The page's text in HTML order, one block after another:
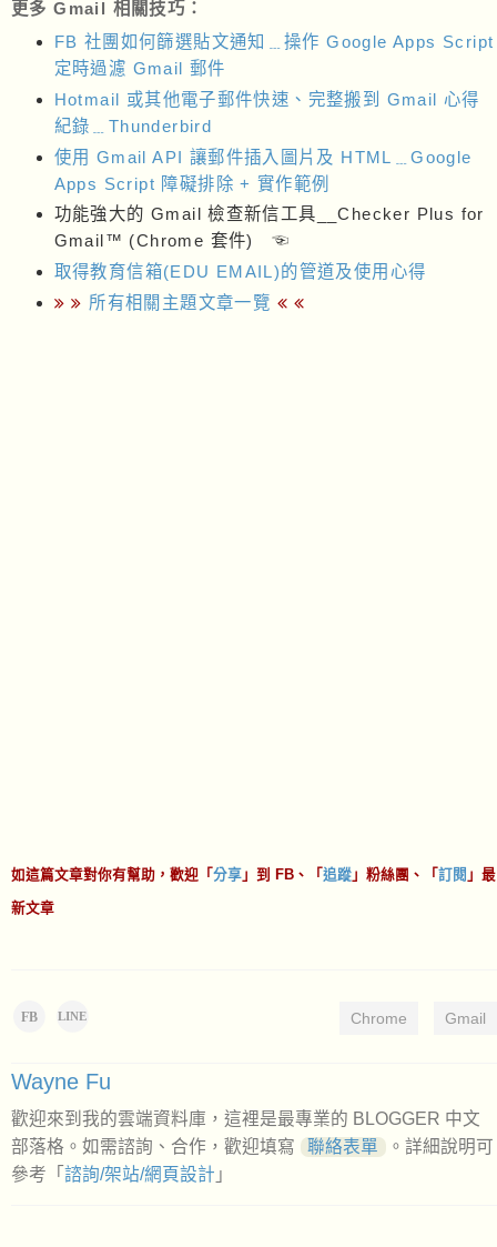
更多 Gmail 相關技巧：
FB 社團如何篩選貼文通知﹍操作 Google Apps Script
定時過濾 Gmail 郵件
Hotmail 或其他電子郵件快速、完整搬到 Gmail 心得
紀錄﹍Thunderbird
使用 Gmail API 讓郵件插入圖片及 HTML﹍Google
Apps Script 障礙排除 + 實作範例
功能強大的 Gmail 檢查新信工具__Checker Plus for
Gmail™ (Chrome 套件) ☜
取得教育信箱(EDU EMAIL)的管道及使用心得
所有相關主題文章一覽
如這篇文章對你有幫助，歡迎「 分享 」到 FB、「 追蹤 」粉絲團、「 訂閱 」最
新文章
FB LINE Chrome Gmail
Wayne Fu
歡迎來到我的雲端資料庫，這裡是最專業的 BLOGGER 中文
部落格。如需諮詢、合作，歡迎填寫
聯絡表單
。詳細說明可
參考「 諮詢/架站/網頁設計 」